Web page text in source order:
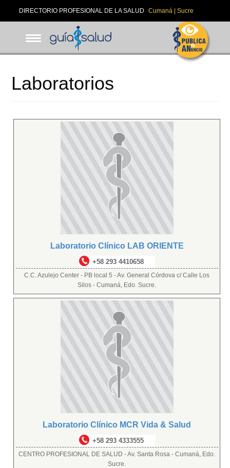
DIRECTORIO PROFESIONAL DE LA SALUD Cumaná | Sucre
Laboratorios
Laboratorio Clínico LAB ORIENTE
+58 293 4410658
C.C. Azulejo Center - PB local 5 - Av. General Córdova c/ Calle Los
Silos - Cumaná, Edo. Sucre.
Laboratorio Clínico MCR Vida & Salud
+58 293 4333555
CENTRO PROFESIONAL DE SALUD - Av. Santa Rosa - Cumaná, Edo.
Sucre.